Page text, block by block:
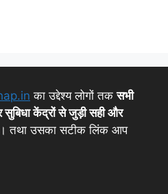
का उद्देश्य लोगों तकसभी
केंद्रों से जुड़ी सही और
तथा उसका सटीक लिंक आप